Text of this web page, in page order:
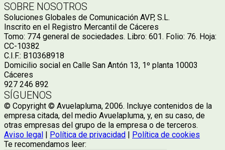
SOBRE NOSOTROS
Soluciones Globales de Comunicación AVP, S.L.
Inscrito en el Registro Mercantil de Cáceres
Tomo: 774 general de sociedades. Libro: 601. Folio: 76. Hoja:
CC-10382
C.I.F.: B10368918
Domicilio social en Calle San Antón 13, 1º planta 10003
Cáceres
927 246 892
SÍGUENOS
© Copyright © Avuelapluma, 2006. Incluye contenidos de la
empresa citada, del medio Avuelapluma, y, en su caso, de
otras empresas del grupo de la empresa o de terceros.
Aviso legal
Política de privacidad
Política de cookies
Te recomendamos leer: